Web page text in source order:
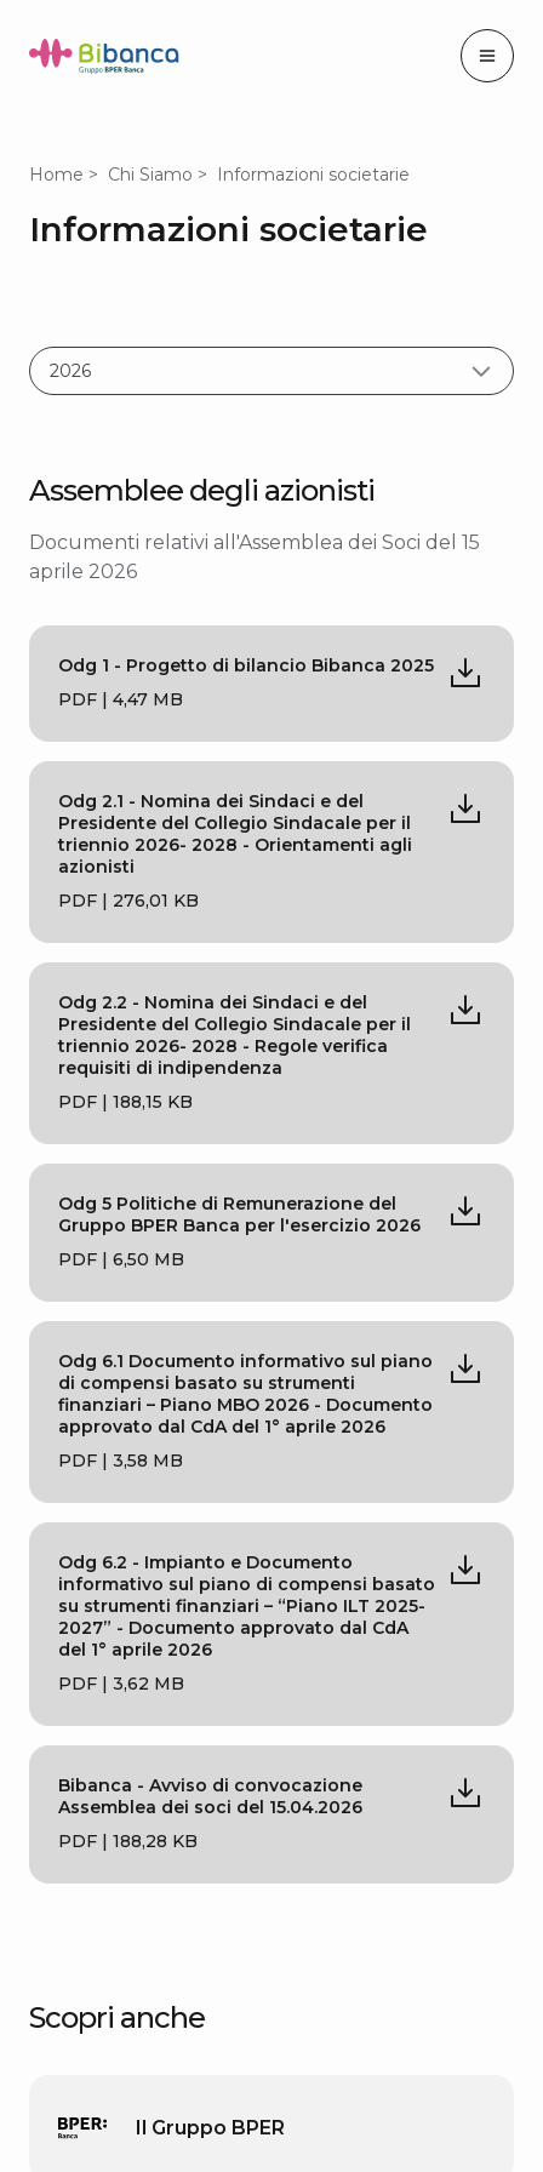
Home Chi Siamo Informazioni societarie
Informazioni societarie
Anno
Assemblee degli azionisti
Documenti relativi all'Assemblea dei Soci del 15
aprile 2026
Odg 1 - Progetto di bilancio Bibanca 2025
PDF | 4,47 MB
Odg 2.1 - Nomina dei Sindaci e del
Presidente del Collegio Sindacale per il
triennio 2026- 2028 - Orientamenti agli
azionisti
PDF | 276,01 KB
Odg 2.2 - Nomina dei Sindaci e del
Presidente del Collegio Sindacale per il
triennio 2026- 2028 - Regole verifica
requisiti di indipendenza
PDF | 188,15 KB
Odg 5 Politiche di Remunerazione del
Gruppo BPER Banca per l'esercizio 2026
PDF | 6,50 MB
Odg 6.1 Documento informativo sul piano
di compensi basato su strumenti
finanziari – Piano MBO 2026 - Documento
approvato dal CdA del 1° aprile 2026
PDF | 3,58 MB
Odg 6.2 - Impianto e Documento
informativo sul piano di compensi basato
su strumenti finanziari – “Piano ILT 2025-
2027” - Documento approvato dal CdA
del 1° aprile 2026
PDF | 3,62 MB
Bibanca - Avviso di convocazione
Assemblea dei soci del 15.04.2026
PDF | 188,28 KB
Scopri anche
Il Gruppo BPER